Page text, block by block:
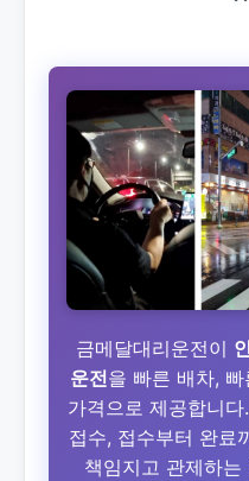
금메달대리운전이
운전을 빠른 배차,
가격으로 제공합니
접수, 접수부터 완료
책임지고 관제하